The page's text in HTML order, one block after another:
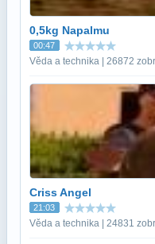
0,5kg Napalmu
00:47
Věda a technika | 26872
Criss Angel
21:03
Věda a technika | 24831